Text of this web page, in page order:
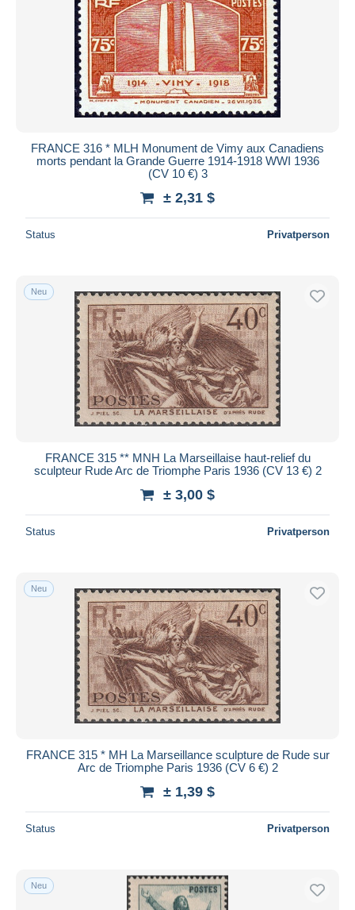
FRANCE 316 * MLH Monument de Vimy aux Canadiens
morts pendant la Grande Guerre 1914-1918 WWI 1936
(CV 10 €) 3
± 2,31 $
Status Privatperson
Neu
FRANCE 315 ** MNH La Marseillaise haut-relief du
sculpteur Rude Arc de Triomphe Paris 1936 (CV 13 €) 2
± 3,00 $
Status Privatperson
Neu
FRANCE 315 * MH La Marseillance sculpture de Rude sur
Arc de Triomphe Paris 1936 (CV 6 €) 2
± 1,39 $
Status Privatperson
Neu